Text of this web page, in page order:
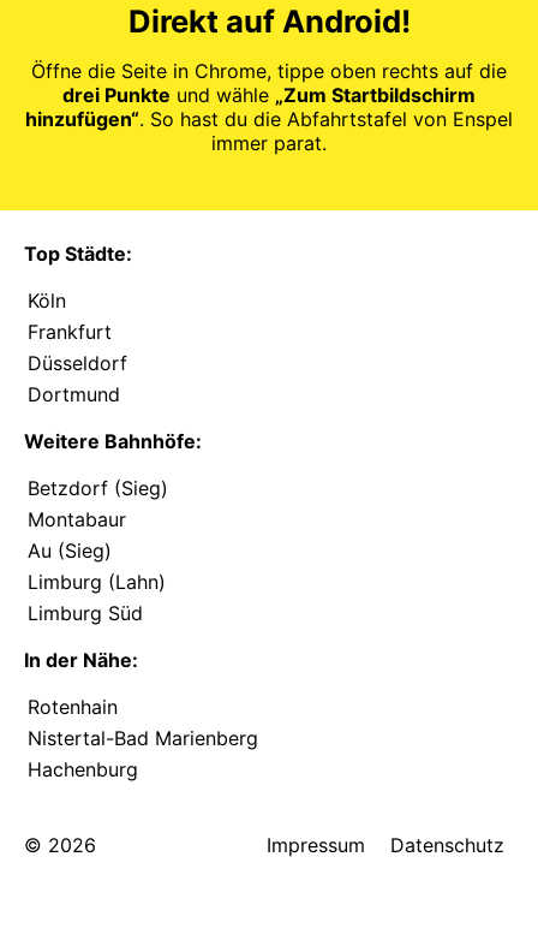
Direkt auf Android!
Öffne die Seite in Chrome, tippe oben rechts auf die
drei Punkte und wähle „Zum Startbildschirm
hinzufügen“. So hast du die Abfahrtstafel von Enspel
immer parat.
Top Städte:
Köln
Frankfurt
Düsseldorf
Dortmund
Weitere Bahnhöfe:
Betzdorf (Sieg)
Montabaur
Au (Sieg)
Limburg (Lahn)
Limburg Süd
In der Nähe:
Rotenhain
Nistertal-Bad Marienberg
Hachenburg
© 2026 Impressum Datenschutz